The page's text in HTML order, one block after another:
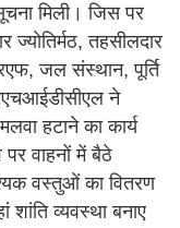
मिली। जिस पर
तहसीलदार
जल संस्थान, पूर्ति
ने
हटाने का कार्य
पर वाहनों में बैठे
वस्तुओं का वितरण
शांति व्यवस्था बनाए